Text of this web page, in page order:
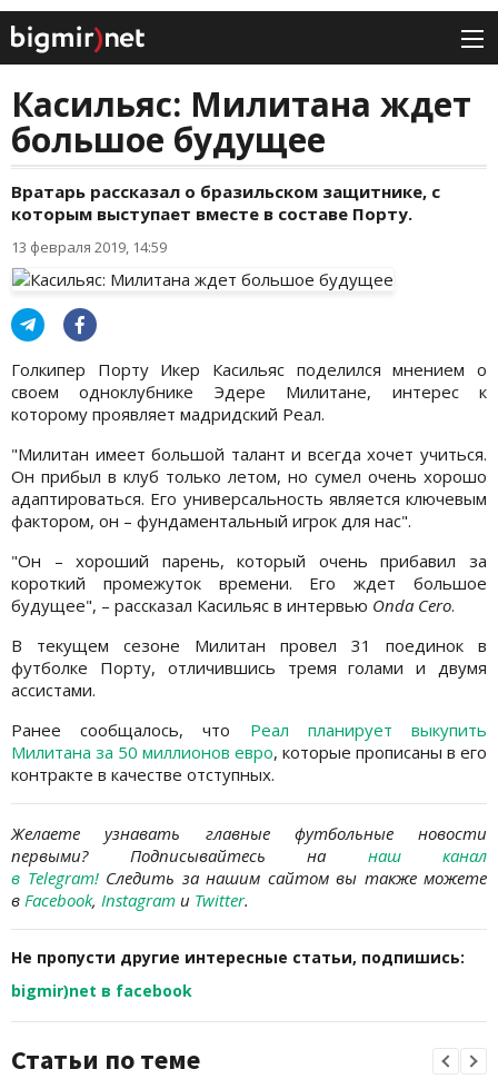
Касильяс: Милитана ждет
большое будущее
Вратарь рассказал о бразильском защитнике, с
которым выступает вместе в составе Порту.
13 февраля 2019, 14:59
Голкипер Порту Икер Касильяс поделился мнением о
своем одноклубнике Эдере Милитане, интерес к
которому проявляет мадридский Реал.
"Милитан имеет большой талант и всегда хочет учиться.
Он прибыл в клуб только летом, но сумел очень хорошо
адаптироваться. Его универсальность является ключевым
фактором, он – фундаментальный игрок для нас".
"Он – хороший парень, который очень прибавил за
короткий промежуток времени. Его ждет большое
будущее", – рассказал Касильяс в интервью Onda Cero.
В текущем сезоне Милитан провел 31 поединок в
футболке Порту, отличившись тремя голами и двумя
ассистами.
Ранее сообщалось, что Реал планирует выкупить
Милитана за 50 миллионов евро, которые прописаны в его
контракте в качестве отступных.
Желаете узнавать главные футбольные новости
первыми? Подписывайтесь на наш канал
в Telegram!Следить за нашим сайтом вы также можете
в Facebook, Instagram и Twitter.
Не пропусти другие интересные статьи, подпишись:
bigmir)net в facebook
Статьи по теме